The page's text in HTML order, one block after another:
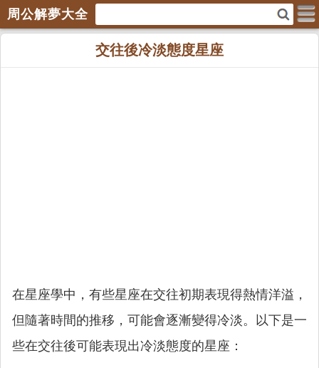
周公解夢大全
交往後冷淡態度星座
在星座學中，有些星座在交往初期表現得熱情洋溢，
但隨著時間的推移，可能會逐漸變得冷淡。以下是一
些在交往後可能表現出冷淡態度的星座：